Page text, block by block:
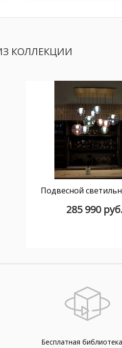
КОЛЛЕКЦИИ
285 990 руб.
Бесплатная